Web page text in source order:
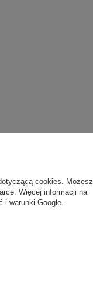
cookies . Możesz
Więcej informacji na
i warunki Google